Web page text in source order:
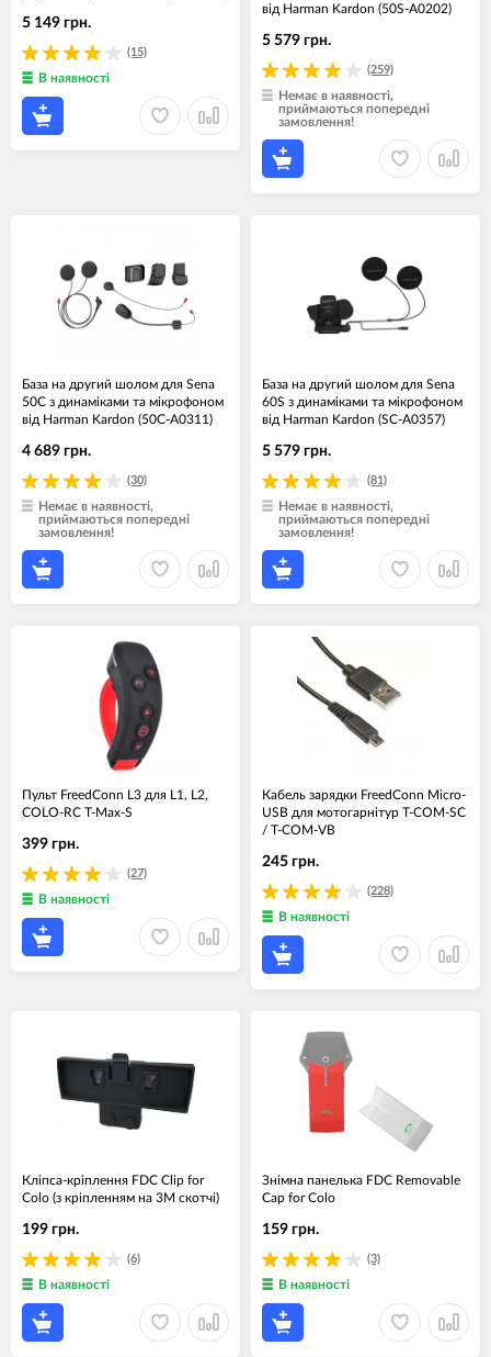
(15)
5 149 грн.
В наявності
від Harman Kardon (50S-A0202)
(259)
5 579 грн.
Немає в наявності,
приймаються попередні
замовлення!
База на другий шолом для Sena
50C з динаміками та мікрофоном
від Harman Kardon (50C-A0311)
(30)
4 689 грн.
Немає в наявності,
приймаються попередні
замовлення!
База на другий шолом для Sena
60S з динаміками та мікрофоном
від Harman Kardon (SC-A0357)
(81)
5 579 грн.
Немає в наявності,
приймаються попередні
замовлення!
Пульт FreedConn L3 для L1, L2,
COLO-RC T-Max-S
(27)
399 грн.
В наявності
Кабель зарядки FreedConn Micro-
USB для мотогарнітур T-COM-SC
/ T-COM-VB
(228)
245 грн.
В наявності
Кліпса-кріплення FDC Clip for
Colo (з кріпленням на 3М скотчі)
(6)
199 грн.
В наявності
Знімна панелька FDC Removable
Cap for Colo
(3)
159 грн.
В наявності